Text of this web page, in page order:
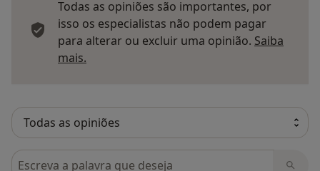
Todas as opiniões são importantes, por
isso os especialistas não podem pagar
para alterar ou excluir uma opinião. Saiba
mais.
Pesquisar em opiniões